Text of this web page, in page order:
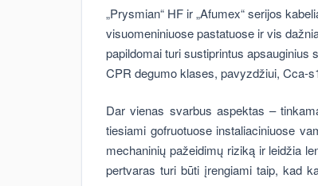
„Prysmian“ HF ir „Afumex“ serijos
visuomeniniuose pastatuose ir vis
papildomai turi sustiprintus apsauginius
CPR degumo klases, pavyzdžiui, Cca-
Dar vienas svarbus aspektas –
tiesiami gofruotuose instaliaciniuose
mechaninių pažeidimų riziką ir leidžia
pertvaras turi būti įrengiami taip, kad